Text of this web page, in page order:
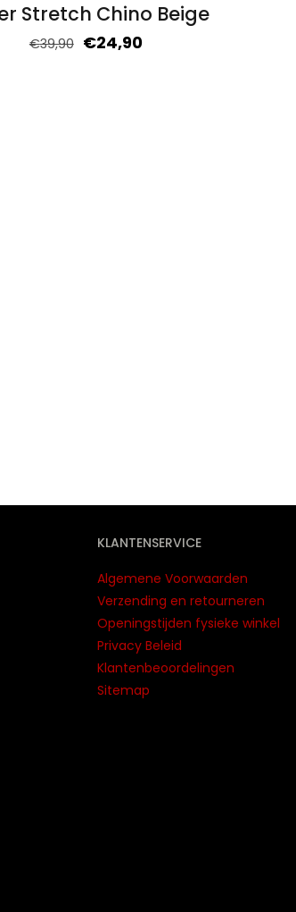
Stretch Chino Beige
€39,90 €24,90
KLANTENSERVICE
Algemene Voorwaarden
Verzending en retourneren
Openingstijden fysieke winkel
Privacy Beleid
Klantenbeoordelingen
Sitemap